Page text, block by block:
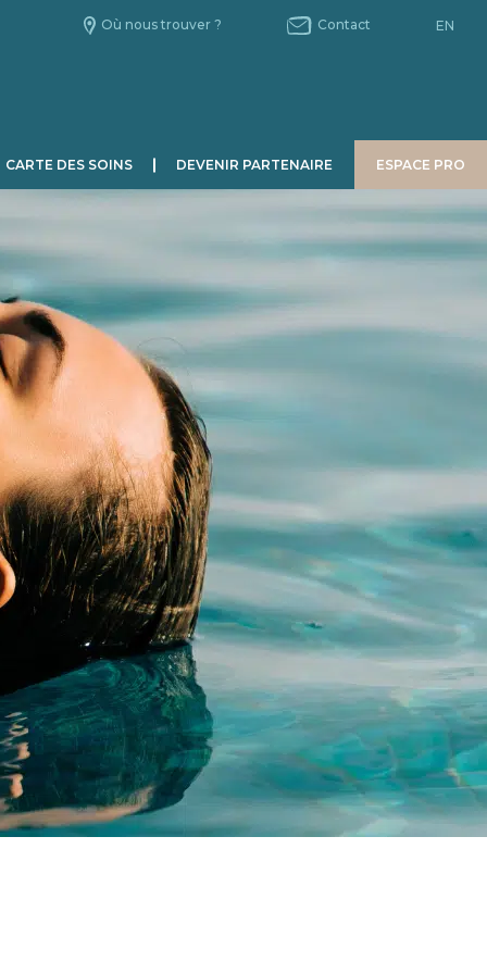
Où nous trouver ? Contact EN
HOMME CHRONOBIOLOGIE
Le Jour.
La Nuit.
CARTE DES SOINS DEVENIR PARTENAIRE ESPACE PRO